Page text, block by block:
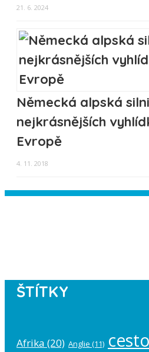
21. 6. 2024
Německá alpská
nejkrásnějších
Evropě
4. 11. 2018
ŠTÍTKY
Afrika (20) Anglie (11)